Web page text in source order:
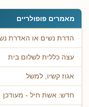
מאמרים פופולריים
הדרת נשים או האדרת
עצה כללית לשלום בית
אגוז קשיו, למשל
חדש: אשת חיל - מעודכן